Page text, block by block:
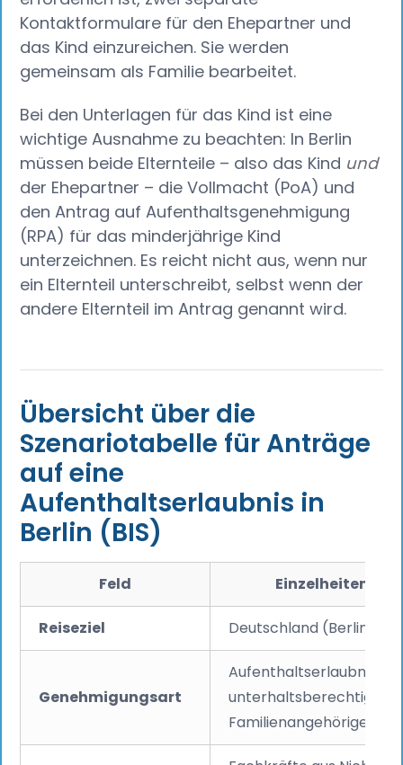
Kontaktformulare für den Ehepartner und
das Kind einzureichen. Sie werden
gemeinsam als Familie bearbeitet.
Bei den Unterlagen für das Kind ist eine
wichtige Ausnahme zu beachten: In Berlin
müssen beide Elternteile – also das Kind und
der Ehepartner – die Vollmacht (PoA) und
den Antrag auf Aufenthaltsgenehmigung
(RPA) für das minderjährige Kind
unterzeichnen. Es reicht nicht aus, wenn nur
ein Elternteil unterschreibt, selbst wenn der
andere Elternteil im Antrag genannt wird.
Übersicht über die
Szenariotabelle für Anträge
auf eine
Aufenthaltserlaubnis in
Berlin (BIS)
Feld Einzelheiten
Reiseziel Deutschland (Berlin)
Genehmigungsart
Aufenthaltserlaubnis für
unterhaltsberechtigte
Familienangehörige